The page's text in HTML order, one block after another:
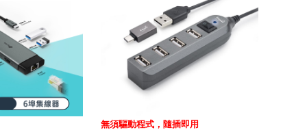
無須驅動程式，隨插即用